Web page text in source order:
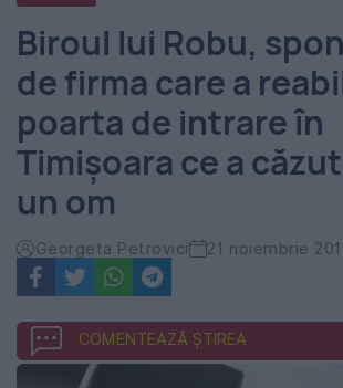
România
-
Evenimentul
Zilei
Biroul lui Robu,
de firma care a
poarta de intrare în
Timișoara ce a
un om
Georgeta Petrovici 21 noiembrie
COMENTEAZĂ ȘTIREA